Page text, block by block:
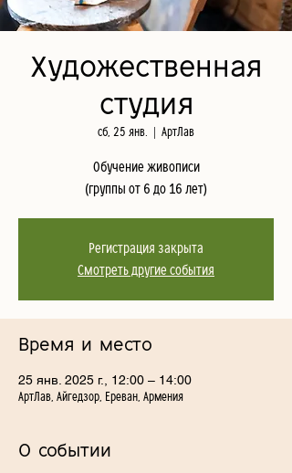
Художественная
студия
сб, 25 янв. АртЛав
Обучение живописи
(группы от 6 до 16 лет)
Регистрация закрыта
Смотреть другие события
Время и место
25 янв. 2025 г., 12:00 – 14:00
АртЛав, Айгедзор, Ереван, Армения
О событии